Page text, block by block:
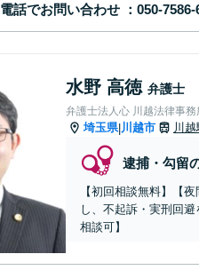
電話でお問い合わせ
水野 高徳 弁護士
弁護士法人心 川越法律事務
埼玉県|川越市 川越
逮捕・勾留
【初回相談無料】【
し、不起訴・実刑回
相談可】